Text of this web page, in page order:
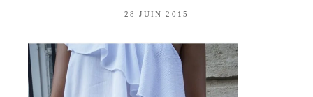
28 JUIN 2015